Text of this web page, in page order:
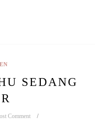
SEDANG
Comment